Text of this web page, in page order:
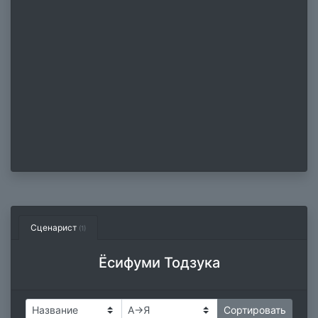
Сценарист (1)
Ёсифуми Тодзука